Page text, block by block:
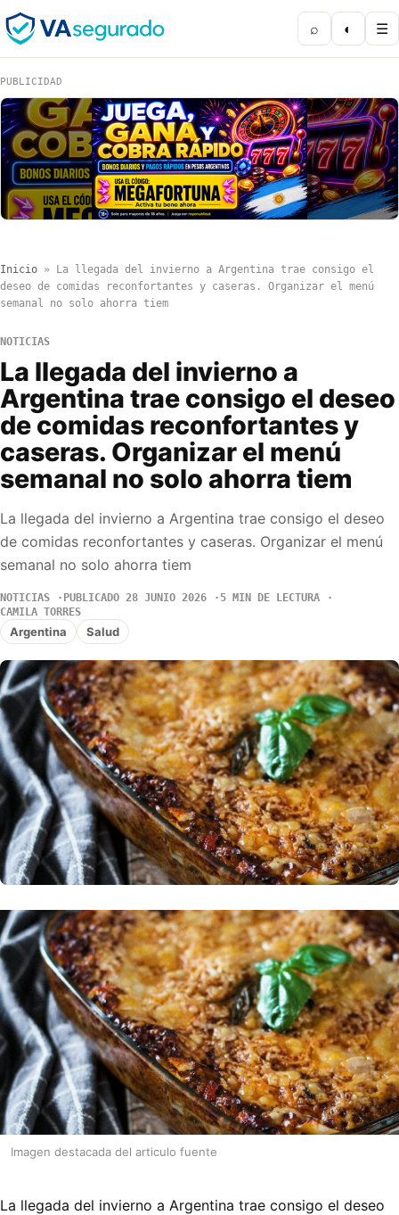
⌕ ◐ ☰
PUBLICIDAD
Inicio »
La llegada del invierno a Argentina trae consigo el
deseo de comidas reconfortantes y caseras. Organizar el menú
semanal no solo ahorra tiem
NOTICIAS
La llegada del invierno a
Argentina trae consigo el deseo
de comidas reconfortantes y
caseras. Organizar el menú
semanal no solo ahorra tiem
La llegada del invierno a Argentina trae consigo el deseo
de comidas reconfortantes y caseras. Organizar el menú
semanal no solo ahorra tiem
NOTICIAS PUBLICADO 28 JUNIO 2026
5 MIN DE LECTURA
CAMILA TORRES
Argentina Salud
Imagen destacada del articulo fuente
La llegada del invierno a Argentina trae consigo el deseo